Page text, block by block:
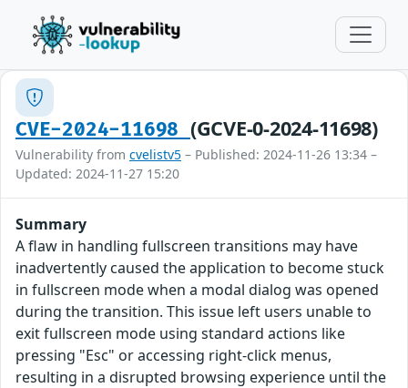
CVE-2024-11698 (GCVE-0-2024-11698)
Vulnerability from cvelistv5 – Published: 2024-11-26 13:34 –
Updated: 2024-11-27 15:20
Summary
A flaw in handling fullscreen transitions may have
inadvertently caused the application to become stuck
in fullscreen mode when a modal dialog was opened
during the transition. This issue left users unable to
exit fullscreen mode using standard actions like
pressing "Esc" or accessing right-click menus,
resulting in a disrupted browsing experience until the